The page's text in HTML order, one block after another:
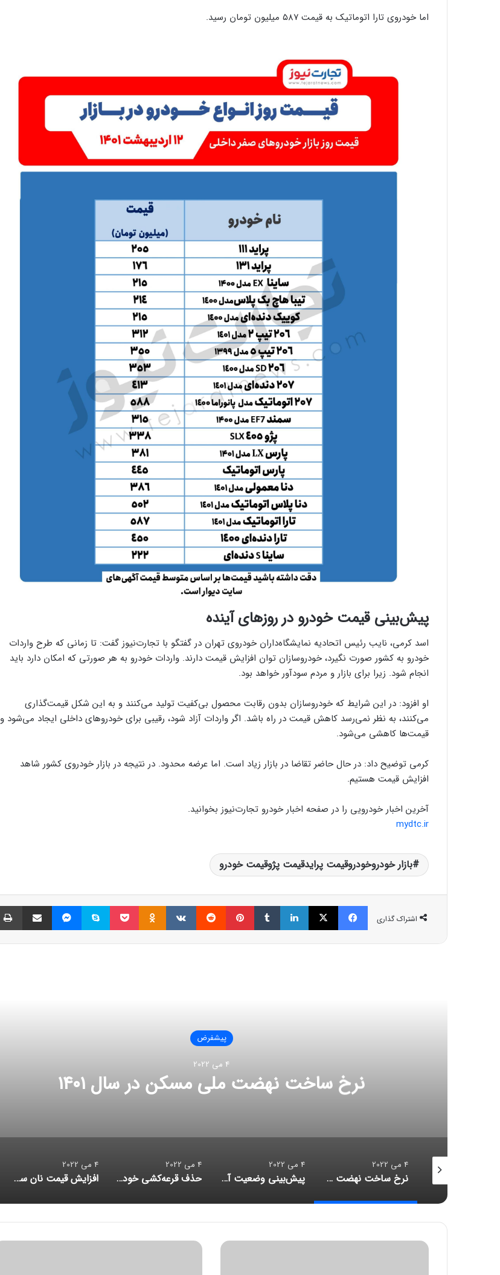
اما خودروی تارا اتوماتیک به قیمت ۵۸۷ میلیون تومان رسید.
پیش‌بینی قیمت خودرو در روزهای آینده
اسد کرمی، نایب رئیس اتحادیه نمایشگاه‌داران خودروی تهران در گفتگو با تجارت‌نیوز گفت: تا زمانی که طرح واردات
خودرو به کشور صورت نگیرد، خودروسازان توان افزایش قیمت دارند. واردات خودرو به هر صورتی که امکان دارد باید
انجام شود. زیرا برای بازار و مردم سودآور خواهد بود.
او افزود: در این شرایط که خودروسازان بدون رقابت محصول بی‌کفیت تولید می‌کنند و به این شکل قیمت‌گذاری
می‌کنند، به نظر نمی‌رسد کاهش قیمت در راه باشد. اگر واردات آزاد شود، رقیبی برای خودروهای داخلی ایجاد می‌شود و
قیمت‌ها کاهشی می‌شود.
کرمی توضیح داد: در حال حاضر تقاضا در بازار زیاد است. اما عرضه محدود. در نتیجه در بازار خودروی کشور شاهد
افزایش قیمت هستیم.
آخرین اخبار خودرویی را در صفحه اخبار خودرو تجارت‌نیوز بخوانید.
mydtc.ir
بازار خودروخودروقیمت پرایدقیمت پژوقیمت خودرو
اشتراک گذاری
فیسبوک ایکس لینکداین تامبلر پینتریست Reddit
VKontakte
Odnoklassniki پاکت اسکایپ مسنجر اشتراک گذاری با ایمیل
پیش‌بینی وضعیت آب و هوا تا روز پنجشنبه / کدام
مناطق بارانی است؟
4 می 2022
پیش‌بینی وضعیت آب و هوا تا روز پنجشنبه / کدام مناطق بارانی است؟
4 می 2022
حذف قرعه‌کشی خودرو قطعی است/ قرعه‌کشی شاهین حذف شد
4 می 2022
افزایش قیمت نان سنتی تکذیب شد/ قیمت نان فانتزی رقابتی است
4 می 2022
یک یوزپلنگ ایرانی دیگر تلف شد
پ
م